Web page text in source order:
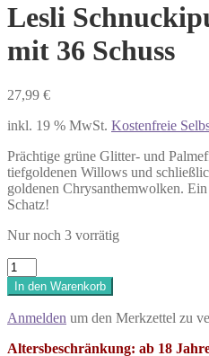
Lesli
mit 36 Schuss
27,99 €
inkl. 19 % MwSt. Kostenfreie
Prächtige grüne Glitter- und
tiefgoldenen Willows und
goldenen Chrysanthemwolken.
Schatz!
Nur noch 3 vorrätig
Lesli
Schnuckiputzi
Batterie
mit
36
Schuss
In den Warenkorb
Anmelden um den Merkzettel zu
Altersbeschränkung: ab 18